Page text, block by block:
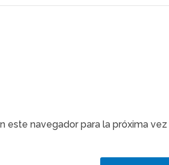
este navegador para la próxima vez